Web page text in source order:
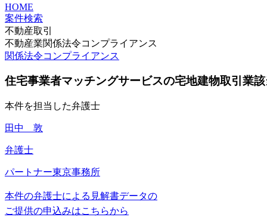
HOME
案件検索
不動産取引
不動産業関係法令コンプライアンス
関係法令コンプライアンス
住宅事業者マッチングサービスの宅地建物取引業
本件を担当した弁護士
田中 敦
弁護士
パートナー東京事務所
本件の弁護士による見解書データの
ご提供の申込みはこちらから